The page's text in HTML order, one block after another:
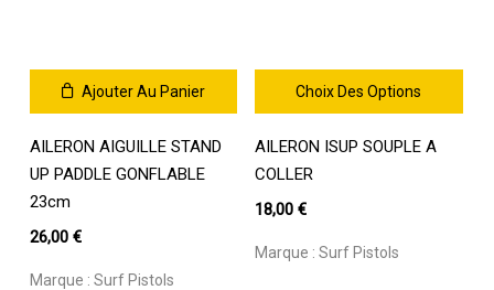
Ajouter Au Panier
AILERON AIGUILLE STAND
UP PADDLE GONFLABLE
23cm
26,00 €
Marque : Surf Pistols
Choix Des Options
produit
a
plusieurs
variations.
Les
AILERON ISUP SOUPLE A
COLLER
18,00€
Marque :Surf Pistols